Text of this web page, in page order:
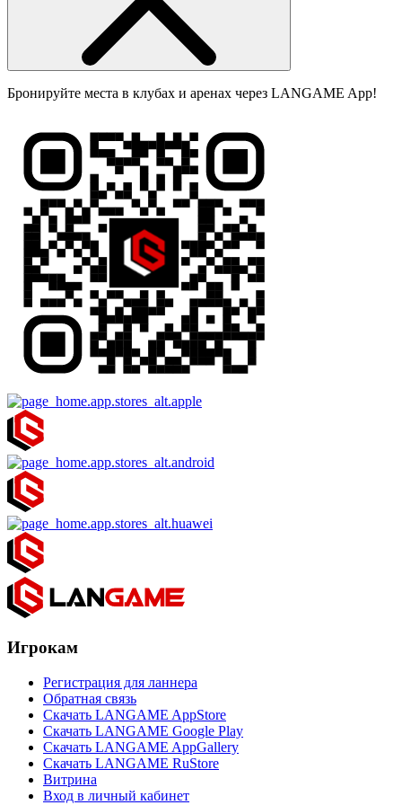
Бронируйте места в клубах и аренах через LANGAME App!
Игрокам
Регистрация для ланнера
Обратная связь
Скачать LANGAME AppStore
Скачать LANGAME Google Play
Скачать LANGAME AppGallery
Скачать LANGAME RuStore
Витрина
Вход в личный кабинет